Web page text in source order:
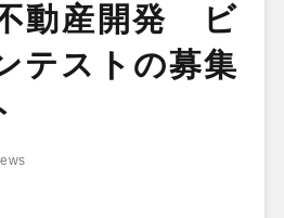
動産開発 ビ
テストの募集